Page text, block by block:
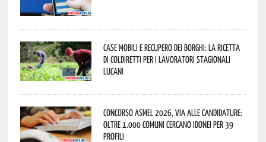
Case mobili e recupero dei borghi: la ricetta
di Coldiretti per i lavoratori stagionali
lucani
Concorso Asmel 2026, via alle candidature:
oltre 1.000 Comuni cercano idonei per 39
profili